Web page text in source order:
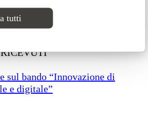
tutti
sul bando “Innovazione di
e digitale”